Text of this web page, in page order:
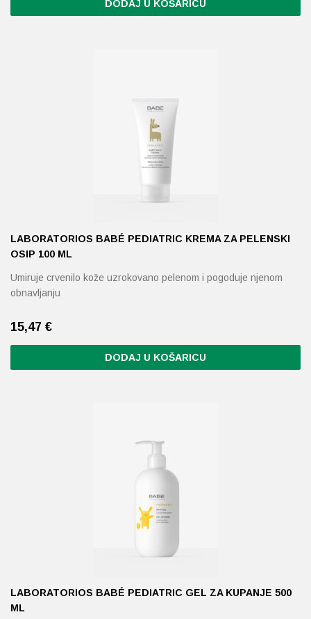
DODAJ U KOŠARICU
LABORATORIOS BABÉ PEDIATRIC KREMA ZA PELENSKI
OSIP 100 ML
Umiruje crvenilo kože uzrokovano pelenom i pogoduje njenom
obnavljanju
15,47 €
DODAJ U KOŠARICU
LABORATORIOS BABÉ PEDIATRIC GEL ZA KUPANJE 500
ML